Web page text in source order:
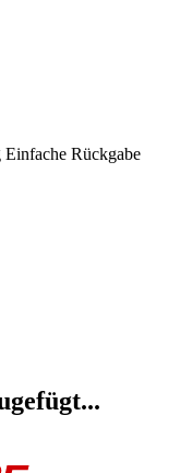
Einfache Rückgabe